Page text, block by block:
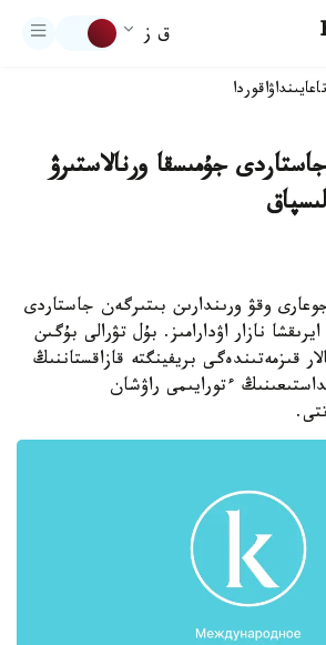
ق ز
تاعايىنداۋاقوردا
جۇمىسقا ورنالاستىرۋ
وقۋ ورىندارىن بىتىرگەن جاستاردى
نازار اۋدارامىز. بۇل تۋرالى بۇگىن
قىزمەتىندەگى بريفينگتە قازاقستاننىڭ
ءتورايىمى راۋشان